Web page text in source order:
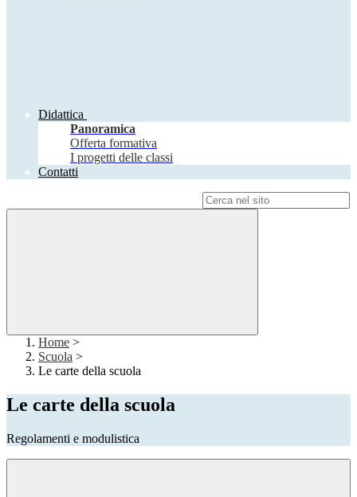
Didattica
Panoramica
Offerta formativa
I progetti delle classi
Contatti
Home >
Scuola >
Le carte della scuola
Le carte della scuola
Regolamenti e modulistica